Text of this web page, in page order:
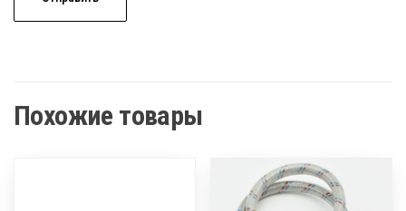
Похожие товары